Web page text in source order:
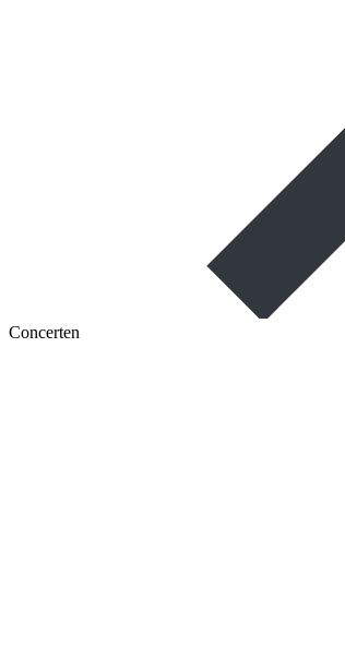
Concerten